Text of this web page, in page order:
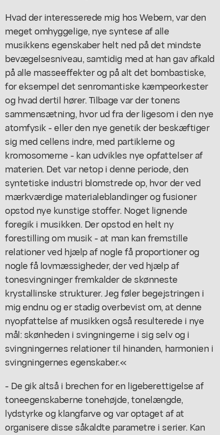
Hvad der interesserede mig hos Webern, var den
meget omhyggelige, nye syntese af alle
musikkens egenskaber helt ned på det mindste
bevægelsesniveau, samtidig med at han gav afkald
på alle masseeffekter og på alt det bombastiske,
for eksempel det senromantiske kæmpeorkester
og hvad dertil hører. Tilbage var der tonens
sammensætning, hvor ud fra der ligesom i den nye
atomfysik - eller den nye genetik der beskæftiger
sig med cellens indre, med partiklerne og
kromosomerne - kan udvikles nye opfattelser af
materien. Det var netop i denne periode, den
syntetiske industri blomstrede op, hvor der ved
mærkværdige materialeblandinger og fusioner
opstod nye kunstige stoffer. Noget lignende
foregik i musikken. Der opstod en helt ny
forestilling om musik - at man kan fremstille
relationer ved hjælp af nogle få proportioner og
nogle få lovmæssigheder, der ved hjælp af
tonesvingninger fremkalder de skønneste
krystallinske strukturer. Jeg føler begejstringen i
mig endnu og er stadig overbevist om, at denne
nyopfattelse af musikken også resulterede i nye
mål: skønheden i svingningerne i sig selv og i
svingningernes relationer til hinanden, harmonien i
svingningernes egenskaber.«
- De gik altså i brechen for en ligeberettigelse af
toneegenskaberne tonehøjde, tonelængde,
lydstyrke og klangfarve og var optaget af at
organisere disse såkaldte parametre i serier. Kan